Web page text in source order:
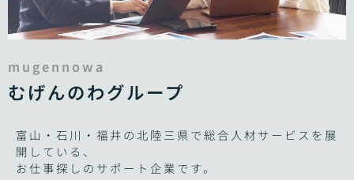
mugennowa
むげんのわグループ
富山・石川・福井の北陸三県で総合人材サービスを展
開している、
お仕事探しのサポート企業です。